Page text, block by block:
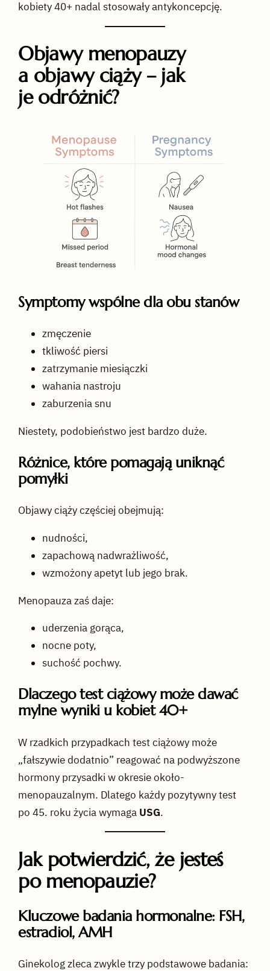
kobiety 40+ nadal stosowały antykoncepcję.
Objawy menopauzy
a objawy ciąży – jak
je odróżnić?
Symptomy wspólne dla obu stanów
zmęczenie
tkliwość piersi
zatrzymanie miesiączki
wahania nastroju
zaburzenia snu
Niestety, podobieństwo jest bardzo duże.
Różnice, które pomagają uniknąć
pomyłki
Objawy ciąży częściej obejmują:
nudności,
zapachową nadwrażliwość,
wzmożony apetyt lub jego brak.
Menopauza zaś daje:
uderzenia gorąca,
nocne poty,
suchość pochwy.
Dlaczego test ciążowy może dawać
mylne wyniki u kobiet 40+
W rzadkich przypadkach test ciążowy może
„fałszywie dodatnio” reagować na podwyższone
hormony przysadki w okresie około-
menopauzalnym. Dlatego każdy pozytywny test
po 45. roku życia wymaga USG.
Jak potwierdzić, że jesteś
po menopauzie?
Kluczowe badania hormonalne: FSH,
estradiol, AMH
Ginekolog zleca zwykle trzy podstawowe badania: